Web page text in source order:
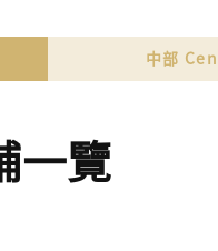
中部
一覽